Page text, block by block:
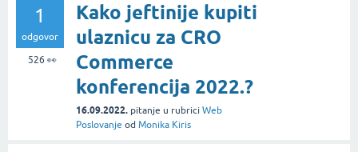
1
odgovor
526 👀
Kako jeftinije kupiti
ulaznicu za CRO
Commerce
konferencija 2022.?
16.09.2022. pitanje u rubrici Web
Poslovanje od Monika Kiris